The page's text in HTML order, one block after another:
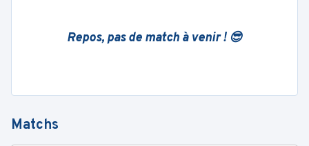
Repos, pas de match à venir ! 😎
Matchs